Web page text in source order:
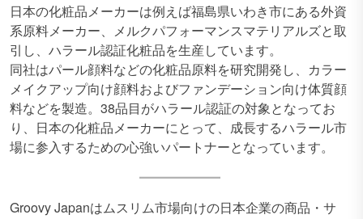
日本の化粧品メーカーは例えば福島県いわき市にある外資
系原料メーカー、メルクパフォーマンスマテリアルズと取
引し、ハラール認証化粧品を生産しています。
同社はパール顔料などの化粧品原料を研究開発し、カラー
メイクアップ向け顔料およびファンデーション向け体質顔
料などを製造。38品目がハラール認証の対象となってお
り、日本の化粧品メーカーにとって、成長するハラール市
場に参入するための心強いパートナーとなっています。
Groovy Japanはムスリム市場向けの日本企業の商品・サ